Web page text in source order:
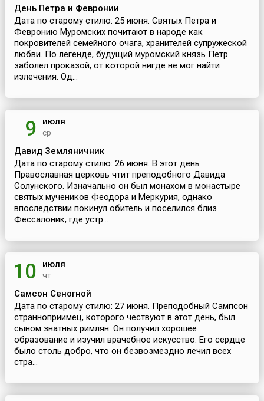
День Петра и Февронии
Дата по старому стилю: 25 июня. Святых Петра и
Февронию Муромских почитают в народе как
покровителей семейного очага, хранителей супружеской
любви. По легенде, будущий муромский князь Петр
заболел проказой, от которой нигде не мог найти
излечения. Од...
9 июля
ср
Давид Земляничник
Дата по старому стилю: 26 июня. В этот день
Православная церковь чтит преподобного Давида
Солунского. Изначально он был монахом в монастыре
святых мучеников Феодора и Меркурия, однако
впоследствии покинул обитель и поселился близ
Фессалоник, где устр...
10 июля
чт
Самсон Сеногной
Дата по старому стилю: 27 июня. Преподобный Сампсон
странноприимец, которого чествуют в этот день, был
сыном знатных римлян. Он получил хорошее
образование и изучил врачебное искусство. Его сердце
было столь добро, что он безвозмездно лечил всех
стра...